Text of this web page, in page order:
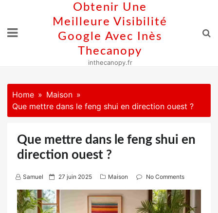
content
Obtenir Une
Meilleure Visibilité
Google Avec Inès
Thecanopy
inthecanopy.fr
Home
Maison
Que mettre dans le feng shui en direction ouest ?
Que mettre dans le feng shui en
direction ouest ?
Samuel
P
o
s
t
27 juin 2025 Maison No Comments